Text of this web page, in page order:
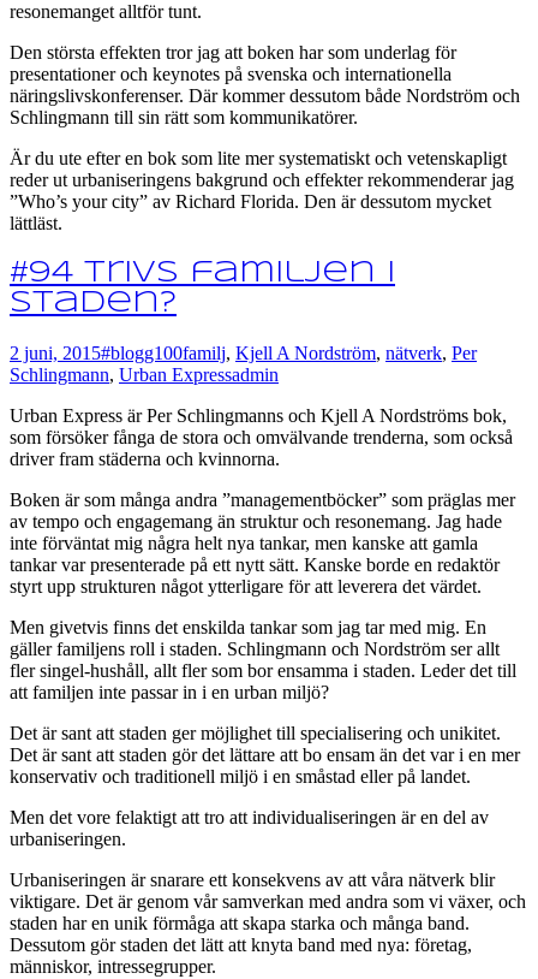
resonemanget alltför tunt.
Den största effekten tror jag att boken har som underlag för
presentationer och keynotes på svenska och internationella
näringslivskonferenser. Där kommer dessutom både Nordström och
Schlingmann till sin rätt som kommunikatörer.
Är du ute efter en bok som lite mer systematiskt och vetenskapligt
reder ut urbaniseringens bakgrund och effekter rekommenderar jag
”Who’s your city” av Richard Florida. Den är dessutom mycket
lättläst.
#94 Trivs familjen i
staden?
2 juni, 2015#blogg100familj, Kjell A Nordström, nätverk, Per
Schlingmann, Urban Expressadmin
Urban Express är Per Schlingmanns och Kjell A Nordströms bok,
som försöker fånga de stora och omvälvande trenderna, som också
driver fram städerna och kvinnorna.
Boken är som många andra ”managementböcker” som präglas mer
av tempo och engagemang än struktur och resonemang. Jag hade
inte förväntat mig några helt nya tankar, men kanske att gamla
tankar var presenterade på ett nytt sätt. Kanske borde en redaktör
styrt upp strukturen något ytterligare för att leverera det värdet.
Men givetvis finns det enskilda tankar som jag tar med mig. En
gäller familjens roll i staden. Schlingmann och Nordström ser allt
fler singel-hushåll, allt fler som bor ensamma i staden. Leder det till
att familjen inte passar in i en urban miljö?
Det är sant att staden ger möjlighet till specialisering och unikitet.
Det är sant att staden gör det lättare att bo ensam än det var i en mer
konservativ och traditionell miljö i en småstad eller på landet.
Men det vore felaktigt att tro att individualiseringen är en del av
urbaniseringen.
Urbaniseringen är snarare ett konsekvens av att våra nätverk blir
viktigare. Det är genom vår samverkan med andra som vi växer, och
staden har en unik förmåga att skapa starka och många band.
Dessutom gör staden det lätt att knyta band med nya: företag,
människor, intressegrupper.